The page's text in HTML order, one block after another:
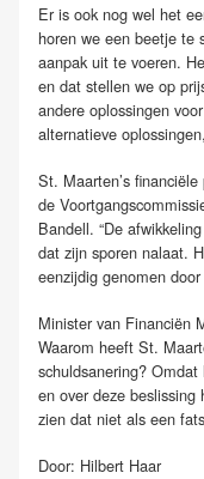
Er is ook nog wel het
horen we een beetje te
aanpak uit te voeren.
en dat stellen we op
andere oplossingen
alternatieve
St. Maarten’s
de
Bandell. “De
dat zijn sporen nalaat.
eenzijdig genomen
Minister van Financiën
Waarom heeft St.
schuldsanering?
en over deze
zien dat niet als een
Door: Hilbert Haar